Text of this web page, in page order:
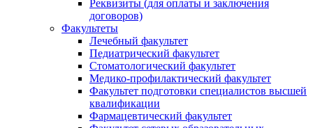
Реквизиты (для оплаты и заключения
договоров)
Факультеты
Лечебный факультет
Педиатрический факультет
Стоматологический факультет
Медико-профилактический факультет
Факультет подготовки специалистов высшей
квалификации
Фармацевтический факультет